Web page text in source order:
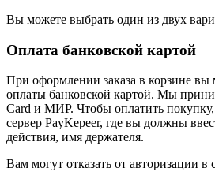
Вы можете выбрать один из двух
Оплата банковской картой
При оформлении заказа в корзине вы
оплаты банковской картой. Мы
Card и МИР. Чтобы оплатить покупку,
сервер PayKepeer, где вы должны
действия, имя держателя.
Вам могут отказать от авторизации в